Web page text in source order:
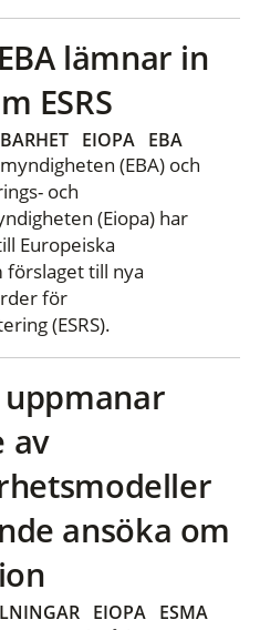
lämnar in
ESRS
EIOPA EBA
(EBA) och
och
(Eiopa) har
Europeiska
förslaget till nya
för
(ESRS).
uppmanar
av
ansöka om
EIOPA ESMA